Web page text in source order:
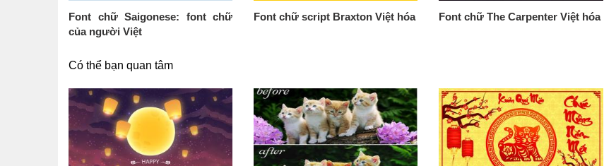
Font chữ Saigonese: font chữ
của người Việt
Font chữ script Braxton Việt hóa Font chữ The Carpenter Việt hóa
Có thể bạn quan tâm